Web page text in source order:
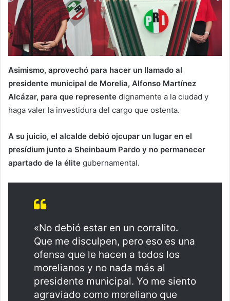
Asimismo, aprovechó para hacer un llamado al
presidente municipal de Morelia, Alfonso Martínez
Alcázar, para que represente dignamente a la ciudad y
haga valer la investidura del cargo que ostenta.
A su juicio, el alcalde debió ojcupar un lugar en el
presídium junto a Sheinbaum Pardo y no permanecer
apartado de la élite gubernamental.
«No debió estar en un corralito.
Que me disculpen, pero eso es una
ofensa que le hacen a todos los
morelianos y no nada más al
presidente municipal. Yo me siento
agraviado como moreliano que